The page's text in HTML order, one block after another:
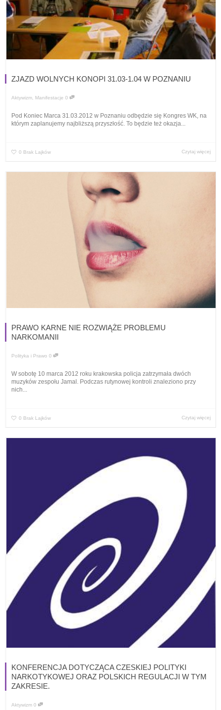
ZJAZD WOLNYCH KONOPI 31.03-1.04 W POZNANIU
Aktywizm Manifestacje 0
Pod Koniec Marca 31.03.2012 w Poznaniu odbędzie się Kongres WK, na
którym zaplanujemy najbliższą przyszłość. To będzie też okazja...
0 Brak Lajków Czytaj więcej
PRAWO KARNE NIE ROZWIĄŻE PROBLEMU
NARKOMANII
Polityka i Prawo 0
W sobotę 10 marca 2012 roku krakowska policja zatrzymała dwóch
muzyków zespołu Jamal. Podczas rutynowej kontroli znaleziono przy
nich...
0 Brak Lajków Czytaj więcej
KONFERENCJA DOTYCZĄCA CZESKIEJ POLITYKI
NARKOTYKOWEJ ORAZ POLSKICH REGULACJI W TYM
ZAKRESIE.
Aktywizm 0